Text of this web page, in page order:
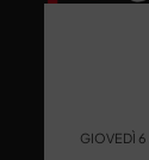
GIOVEDÌ